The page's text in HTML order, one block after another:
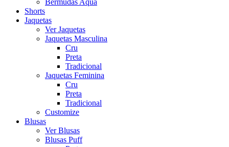
Bermudas Aqua
Shorts
Jaquetas
Ver Jaquetas
Jaquetas Masculina
Cru
Preta
Tradicional
Jaquetas Feminina
Cru
Preta
Tradicional
Customize
Blusas
Ver Blusas
Blusas Puff